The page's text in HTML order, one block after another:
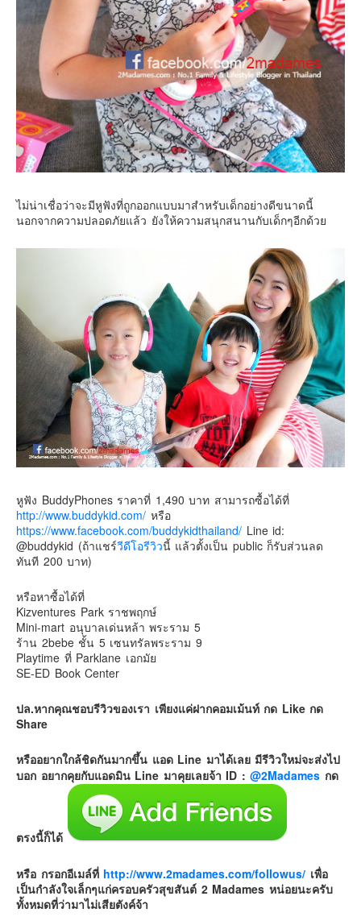
ไม่น่าเชื่อว่าจะมีหูฟังที่ถูกออกแบบมาสำหรับเด็กอย่างดีขนาดนี้
นอกจากความปลอดภัยแล้ว ยังให้ความสนุกสนานกับเด็กๆอีกด้วย
หูฟัง BuddyPhones ราคาที่ 1,490 บาท สามารถซื้อได้ที่
http://www.buddykid.com/ หรือ
https://www.facebook.com/buddykidthailand/ Line id:
@buddykid (ถ้าแชร์วีดีโอรีวิวนี้ แล้วตั้งเป็น public ก็รับส่วนลด
ทันที 200 บาท)
หรือหาซื้อได้ที่
Kizventures Park ราชพฤกษ์
Mini-mart อนุบาลเด่นหล้า พระราม 5
ร้าน 2bebe ชั้น 5 เซนทรัลพระราม 9
Playtime ที่ Parklane เอกมัย
SE-ED Book Center
ปล.หากคุณชอบรีวิวของเรา เพียงแค่ฝากคอมเม้นท์ กด Like กด
Share
หรืออยากใกล้ชิดกันมากขึ้น แอด Line มาได้เลย มีรีวิวใหม่จะส่งไป
บอก อยากคุยกับแอดมิน Line มาคุยเลยจ้า ID : @2Madames กด
ตรงนี้ก็ได้
หรือ กรอกอีเมล์ที่ http://www.2madames.com/followus/ เพื่อ
เป็นกำลังใจเล็กๆแก่ครอบครัวสุขสันต์ 2 Madames หน่อยนะครับ
ทั้งหมดที่ว่ามาไม่เสียตังค์จ้า